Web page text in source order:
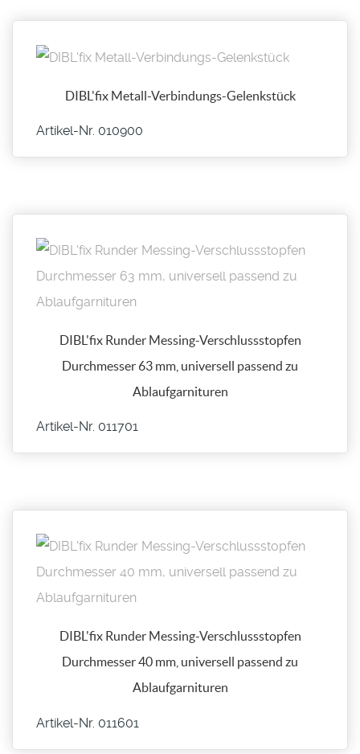
DIBL'fix Metall-Verbindungs-Gelenkstück
Artikel-Nr. 010900
DIBL'fix Runder Messing-Verschlussstopfen
Durchmesser 63 mm, universell passend zu
Ablaufgarnituren
Artikel-Nr. 011701
DIBL'fix Runder Messing-Verschlussstopfen
Durchmesser 40 mm, universell passend zu
Ablaufgarnituren
Artikel-Nr. 011601